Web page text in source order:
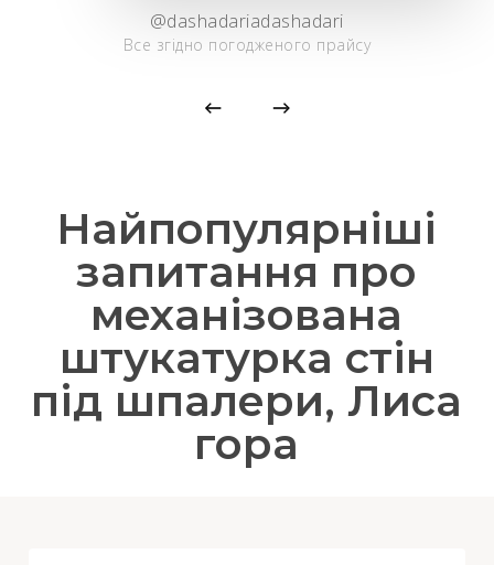
@dashadariadashadari
Все згідно погодженого прайсу
Найпопулярніші
запитання про
механізована
штукатурка стін
під шпалери, Лиса
гора